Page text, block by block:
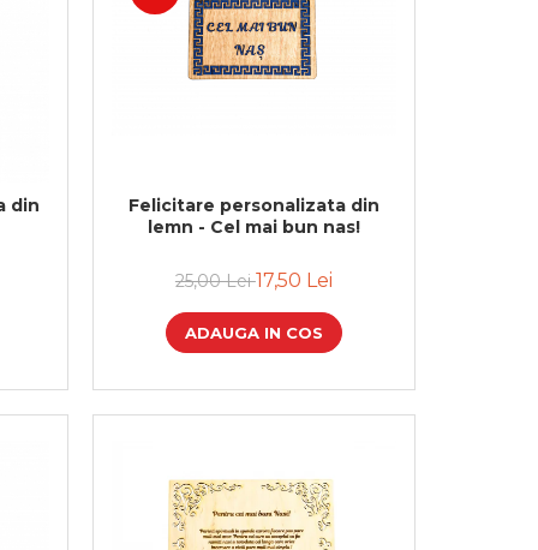
din
Felicitare personalizata din
lemn - Cel mai bun nas!
25,00 Lei17,50 Lei
ADAUGA IN COS